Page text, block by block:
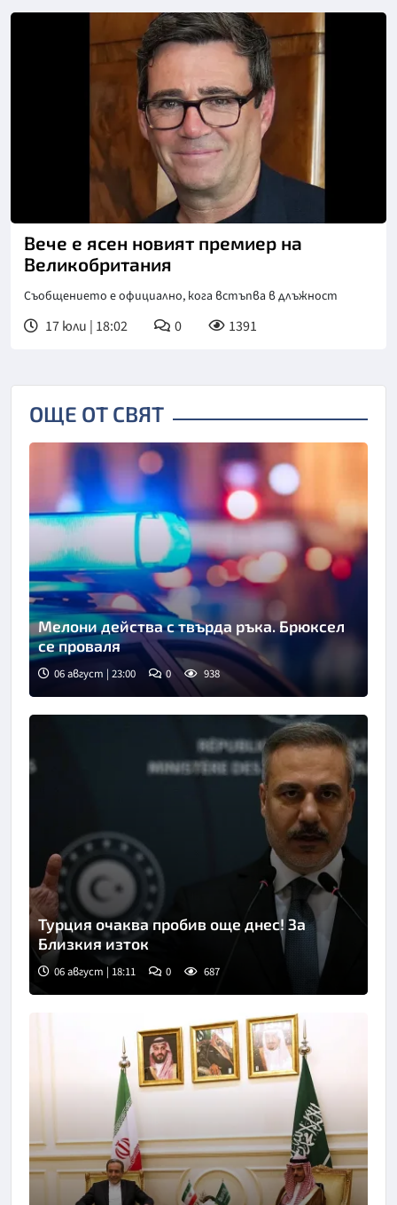
Вече е ясен новият премиер на
Великобритания
Съобщението е официално, кога встъпва в длъжност
17 юли | 18:02 0 1391
ОЩЕ ОТ СВЯТ
Мелони действа с твърда ръка. Брюксел
се проваля
06 август | 23:00 0 938
Снимка: БТА
Турция очаква пробив още днес! За
Близкия изток
06 август | 18:11 0 687